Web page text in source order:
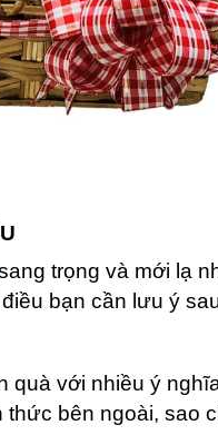
trọng và mới lạ
bạn cần lưu ý
với nhiều ý
bên ngoài, sao